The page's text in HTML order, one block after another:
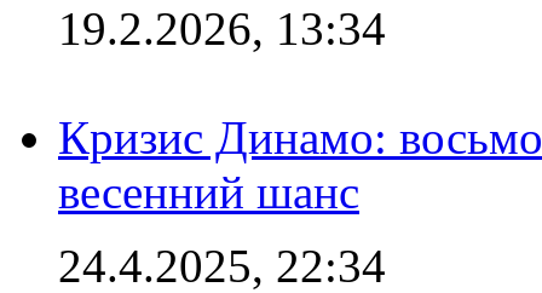
19.2.2026, 13:34
Кризис Динамо:
весенний шанс
24.4.2025, 22:34